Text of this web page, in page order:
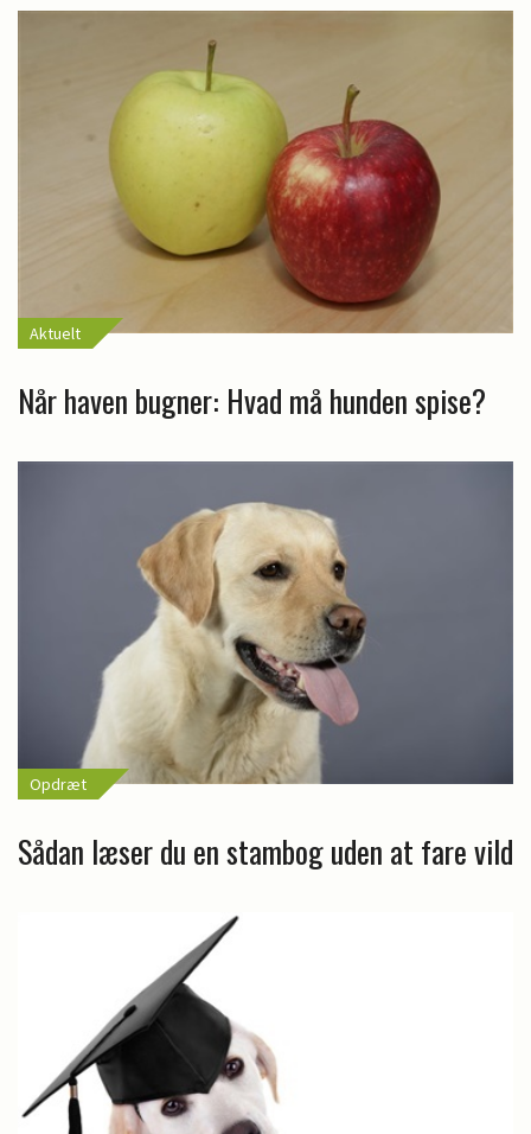
Aktuelt
Når haven bugner: Hvad må hunden spise?
Opdræt
Sådan læser du en stambog uden at fare vild